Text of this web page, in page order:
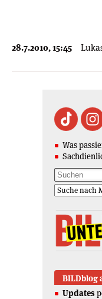
28.7.2010, 15:45
Was
BILDblog
Updates